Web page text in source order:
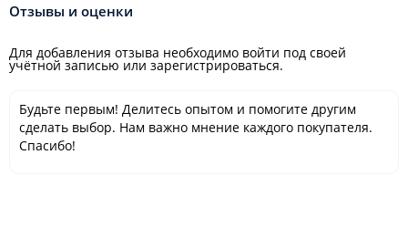
Отзывы и оценки
Для добавления отзыва необходимо войти под своей
учётной записью или зарегистрироваться.
Будьте первым! Делитесь опытом и помогите другим
сделать выбор. Нам важно мнение каждого покупателя.
Спасибо!